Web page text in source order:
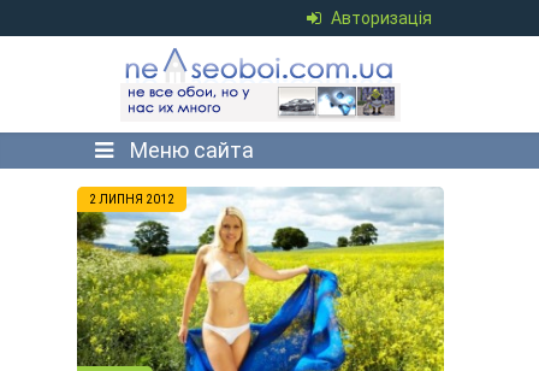
Авторизація
Меню сайта
2 ЛИПНЯ 2012